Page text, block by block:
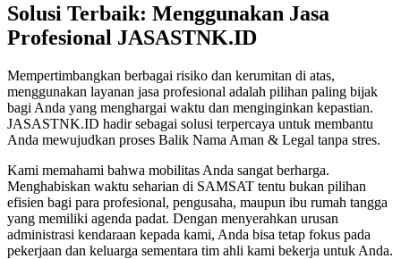
Solusi Terbaik: Menggunakan Jasa
Profesional JASASTNK.ID
Mempertimbangkan berbagai risiko dan kerumitan di atas,
menggunakan layanan jasa profesional adalah pilihan paling bijak
bagi Anda yang menghargai waktu dan menginginkan kepastian.
JASASTNK.ID hadir sebagai solusi terpercaya untuk membantu
Anda mewujudkan proses Balik Nama Aman & Legal tanpa stres.
Kami memahami bahwa mobilitas Anda sangat berharga.
Menghabiskan waktu seharian di SAMSAT tentu bukan pilihan
efisien bagi para profesional, pengusaha, maupun ibu rumah tangga
yang memiliki agenda padat. Dengan menyerahkan urusan
administrasi kendaraan kepada kami, Anda bisa tetap fokus pada
pekerjaan dan keluarga sementara tim ahli kami bekerja untuk Anda.